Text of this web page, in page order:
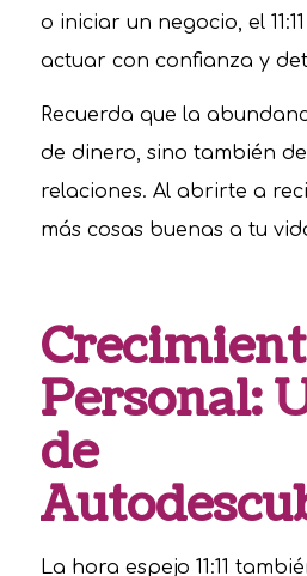
o iniciar un negocio, el
actuar con confianza y
Recuerda que la
de dinero, sino también
relaciones. Al abrirte a
más cosas buenas a tu
Personal:
de
La hora espejo 11:11